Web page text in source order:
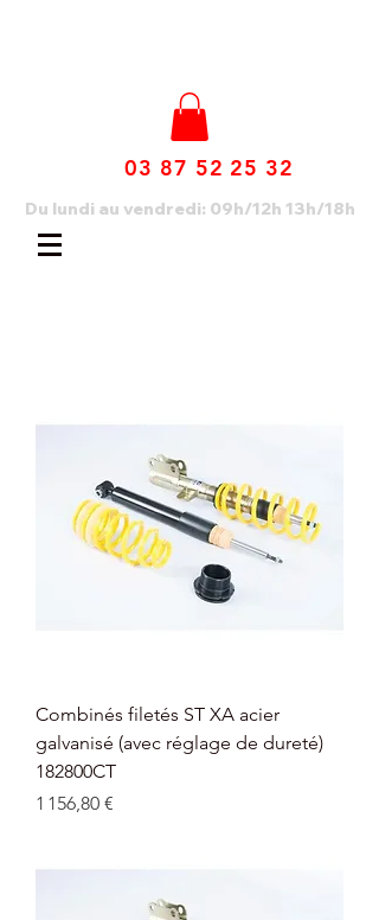
03 87 52 25 32
Du lundi au vendredi: 09h/12h 13h/18h
Combinés filetés ST XA acier
galvanisé (avec réglage de dureté)
182800CT
Prix
1 156,80 €